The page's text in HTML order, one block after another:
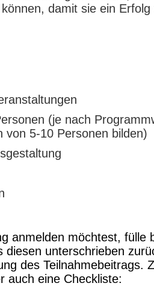
damit sie ein Erfolg
(je nach
von 5-10 Personen bilden)
anmelden möchtest, fülle
unterschrieben
des Teilnahmebeitrags.
auch eine Checkliste: